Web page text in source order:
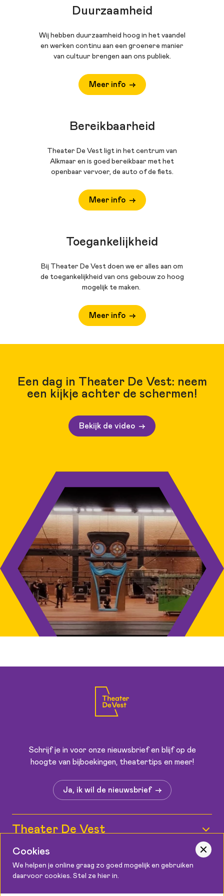
Duurzaamheid
Wij hebben duurzaamheid hoog in het vaandel
en werken continu aan een groenere manier
van cultuur brengen aan ons publiek.
Meer info
Bereikbaarheid
Theater De Vest ligt in het centrum van
Alkmaar en is goed bereikbaar met het
openbaar vervoer, de auto of de fiets.
Meer info
Toegankelijkheid
Bij Theater De Vest doen we er alles aan om
de toegankelijkheid van ons gebouw zo hoog
mogelijk te maken.
Meer info
Een dag in Theater De Vest: neem
een kijkje achter de schermen!
Bekijk de video
Schrijf je in voor onze nieuwsbrief en blijf op de
hoogte van bijboekingen, theatertips en meer!
Ja, ik wil de nieuwsbrief
Theater De Vest
Wie zijn wij?
Medewerkers
Informatie
Cookies
We helpen je online graag zo goed mogelijk en gebruiken
daarvoor cookies. Stel ze hier in.